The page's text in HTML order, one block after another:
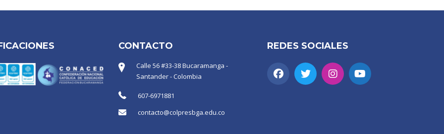
CONTACTO
Calle 56 #33-38 Bucaramanga -
Santander - Colombia
607-6971881
contacto@colpresbga.edu.co
REDES SOCIALES